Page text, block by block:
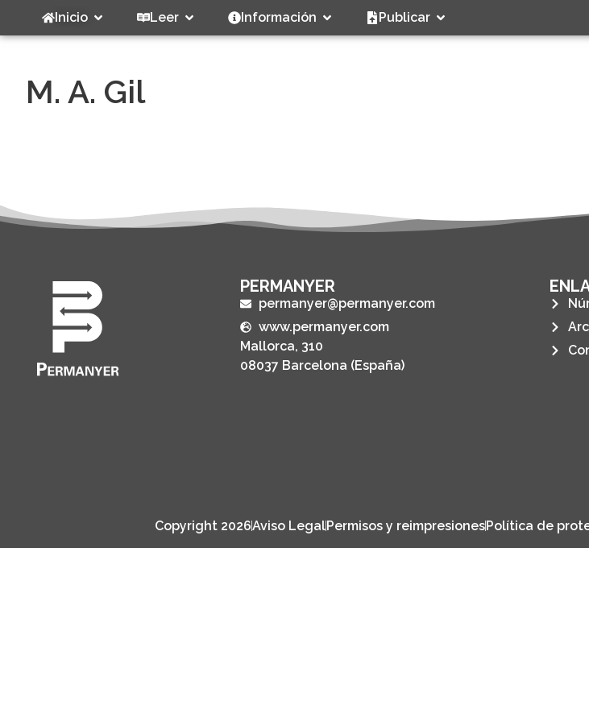
Inicio Leer Información Publicar
M. A. Gil
PERMANYER
permanyer@permanyer.com
www.permanyer.com
Mallorca, 310
08037 Barcelona (España)
Copyright 2026Aviso LegalPermisos y reimpresionesPolítica de